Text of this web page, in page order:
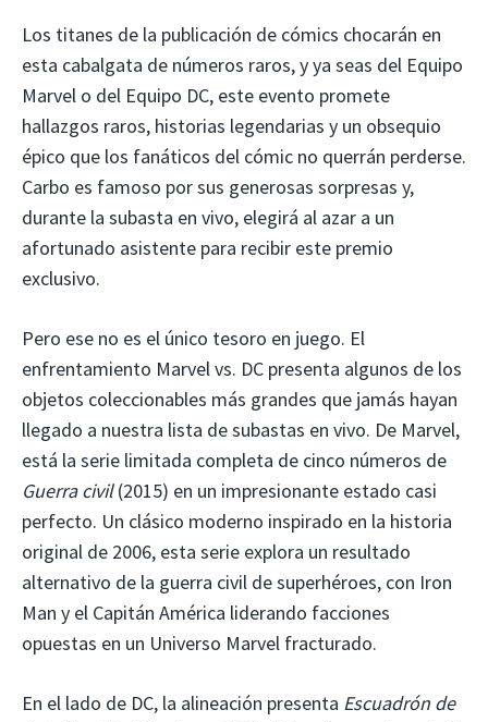
Los titanes de la publicación de cómics chocarán en
esta cabalgata de números raros, y ya seas del Equipo
Marvel o del Equipo DC, este evento promete
hallazgos raros, historias legendarias y un obsequio
épico que los fanáticos del cómic no querrán perderse.
Carbo es famoso por sus generosas sorpresas y,
durante la subasta en vivo, elegirá al azar a un
afortunado asistente para recibir este premio
exclusivo.
Pero ese no es el único tesoro en juego. El
enfrentamiento Marvel vs. DC presenta algunos de los
objetos coleccionables más grandes que jamás hayan
llegado a nuestra lista de subastas en vivo. De Marvel,
está la serie limitada completa de cinco números de
Guerra civil(2015) en un impresionante estado casi
perfecto. Un clásico moderno inspirado en la historia
original de 2006, esta serie explora un resultado
alternativo de la guerra civil de superhéroes, con Iron
Man y el Capitán América liderando facciones
opuestas en un Universo Marvel fracturado.
En el lado de DC, la alineación presenta Escuadrón de